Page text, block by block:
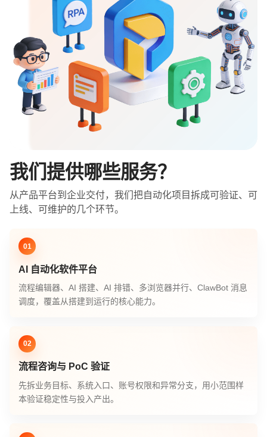
我们提供哪些服务？
从产品平台到企业交付，我们把自动化项目拆成可验证、可
上线、可维护的几个环节。
AI 自动化软件平台
流程编辑器、AI 搭建、AI 排错、多浏览器并行、ClawBot 消息
调度，覆盖从搭建到运行的核心能力。
流程咨询与 PoC 验证
先拆业务目标、系统入口、账号权限和异常分支，用小范围样
本验证稳定性与投入产出。